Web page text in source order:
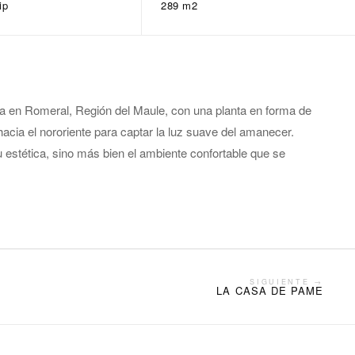
289 m2
en Romeral, Región del Maule, con una planta en forma de
el nororiente para captar la luz suave del amanecer.
sino más bien el ambiente confortable que se
SIGUIENTE →
LA CASA DE PAME